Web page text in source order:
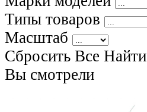
Типы товаров
Масштаб
Сбросить Все Найти
Вы смотрели